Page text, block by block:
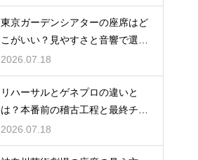
東京ガーデンシアターの座席はど
こがいい？見やすさと音響で選ぶ
おすすめのポジション
2026.07.18
リハーサルとゲネプロの違いと
は？本番前の稽古工程と最終チェ
ックの意味を解説
2026.07.18